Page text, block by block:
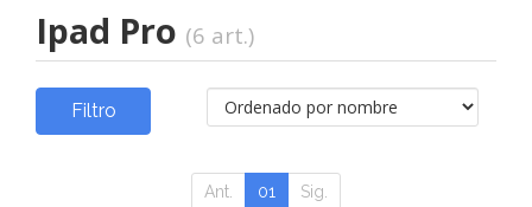
Ipad Pro (6 art.)
Filtro
Ant. 01 Sig.